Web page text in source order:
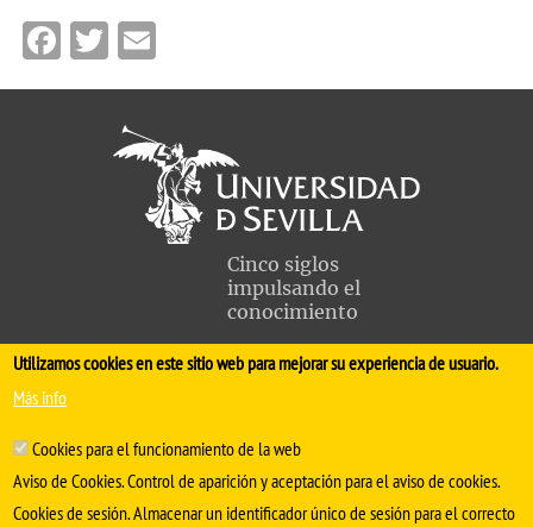
Facebook
Twitter
Cinco siglos
impulsando el
conocimiento
FACULTAD DE MEDICINA
Conserjería:954 55 98 30- Secretaría .facmedinfo@us.es
Utilizamos cookies en este sitio web para mejorar su experiencia de usuario.
Más info
Cookies para el funcionamiento de la web
Aviso de Cookies. Control de aparición y aceptación para el aviso de cookies.
Cookies de sesión. Almacenar un identificador único de sesión para el correcto